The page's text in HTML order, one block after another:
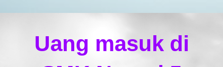
Uang masuk di